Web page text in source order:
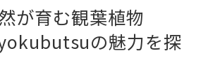
然が育む独自の観葉植物の種類
育てる観葉植物の美しさを堪能
が育む観葉植物
の魅力を探